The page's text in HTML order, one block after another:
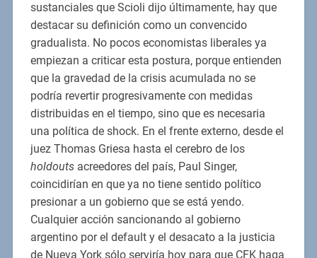
sustanciales que Scioli dijo últimamente, hay que
destacar su definición como un convencido
gradualista. No pocos economistas liberales ya
empiezan a criticar esta postura, porque entienden
que la gravedad de la crisis acumulada no se
podría revertir progresivamente con medidas
distribuidas en el tiempo, sino que es necesaria
una política de shock. En el frente externo, desde el
juez Thomas Griesa hasta el cerebro de los
holdoutsacreedores del país, Paul Singer,
coincidirían en que ya no tiene sentido político
presionar a un gobierno que se está yendo.
Cualquier acción sancionando al gobierno
argentino por el default y el desacato a la justicia
de Nueva York sólo serviría hoy para que CFK haga